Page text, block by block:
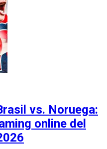
vs. Noruega:
online del